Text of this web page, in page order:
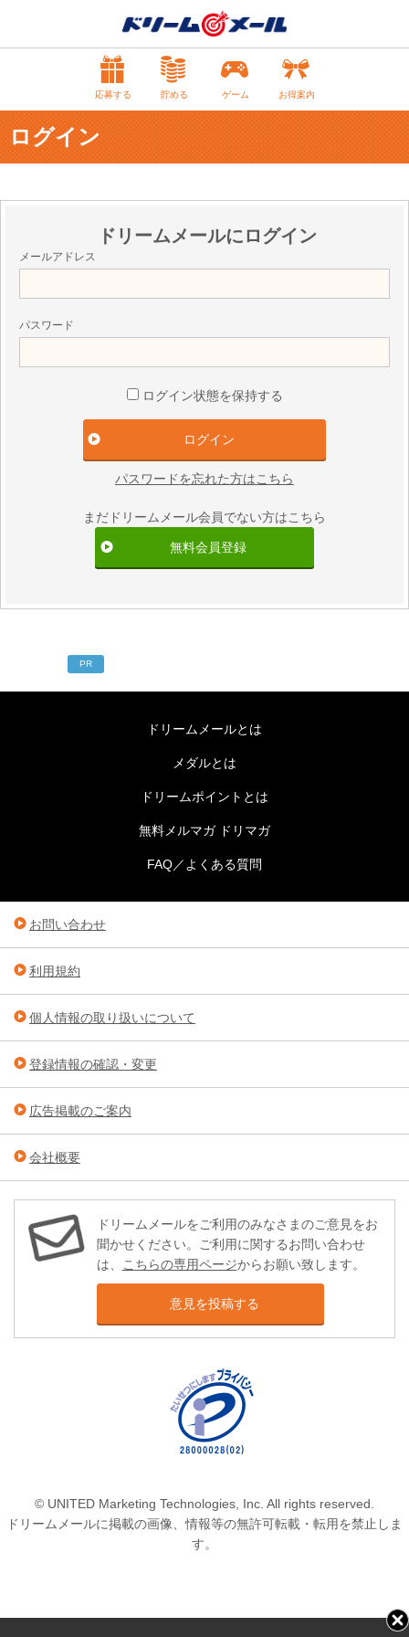
応募する 貯める ゲーム お得案内
ログイン
ドリームメールにログイン
メールアドレス
パスワード
ログイン状態を保持する
パスワードを忘れた方はこちら
まだドリームメール会員でない方はこちら
無料会員登録
PR
ドリームメールとは
メダルとは
ドリームポイントとは
無料メルマガ ドリマガ
FAQ／よくある質問
お問い合わせ
利用規約
個人情報の取り扱いについて
登録情報の確認・変更
広告掲載のご案内
会社概要
ドリームメールをご利用のみなさまのご意見をお
聞かせください。ご利用に関するお問い合わせ
は、 こちらの専用ページからお願い致します。
意見を投稿する
© UNITED Marketing Technologies, Inc. All rights reserved.
ドリームメールに掲載の画像、情報等の無許可転載・転用を禁止しま
す。